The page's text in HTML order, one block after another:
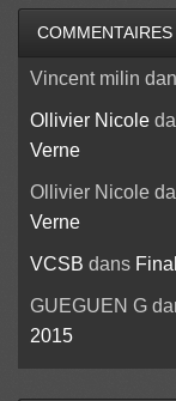
Vincent milin
Ollivier Nicole
Verne
Ollivier Nicole
Verne
VCSB dans
GUEGUEN G
2015